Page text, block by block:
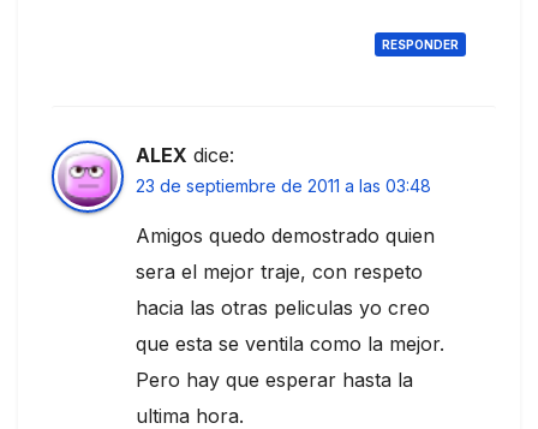
RESPONDER
ALEX dice:
23 de septiembre de 2011 a las 03:48
Amigos quedo demostrado quien
sera el mejor traje, con respeto
hacia las otras peliculas yo creo
que esta se ventila como la mejor.
Pero hay que esperar hasta la
ultima hora.